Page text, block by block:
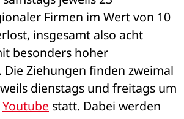
Firmen im Wert von 10
insgesamt also acht
besonders hoher
Die Ziehungen finden zweimal
dienstags und freitags um
Youtube statt. Dabei werden